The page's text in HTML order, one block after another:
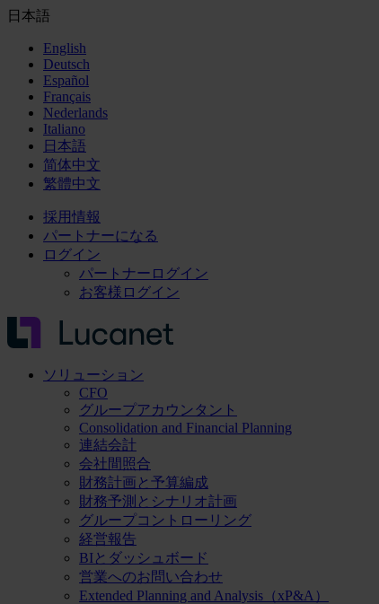
日本語
English
Deutsch
Español
Français
Nederlands
Italiano
日本語
简体中文
繁體中文
採用情報
パートナーになる
ログイン
パートナーログイン
お客様ログイン
ソリューション
CFO
グループアカウンタント
Consolidation and Financial Planning
連結会計
会社間照合
財務計画と予算編成
財務予測とシナリオ計画
グループコントローリング
経営報告
BIとダッシュボード
営業へのお問い合わせ
Extended Planning and Analysis（xP&A）